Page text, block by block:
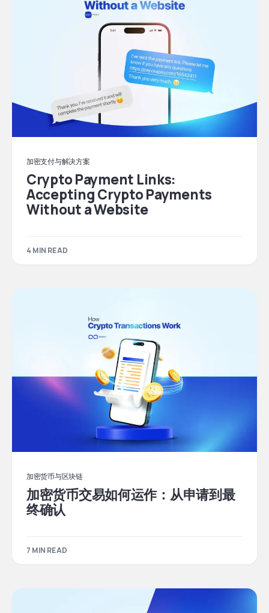
加密支付与解决方案
Crypto Payment Links:
Accepting Crypto Payments
Without a Website
4 MIN READ
加密货币与区块链
加密货币交易如何运作：从申请到最
终确认
7 MIN READ